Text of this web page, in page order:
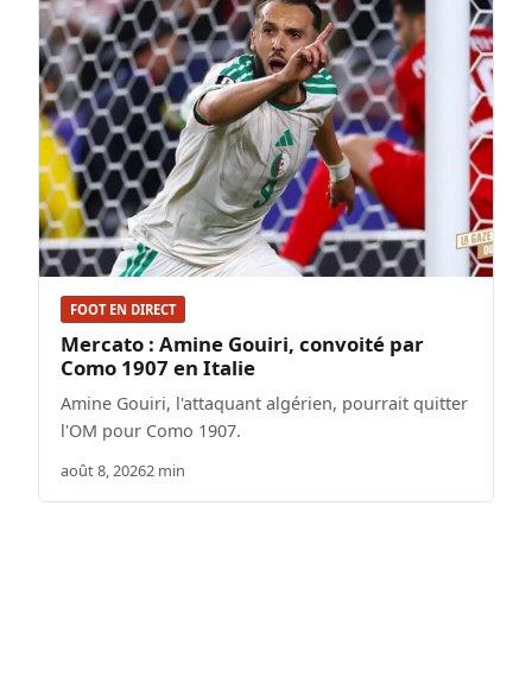
FOOT EN DIRECT
Mercato : Amine Gouiri, convoité par
Como 1907 en Italie
Amine Gouiri, l'attaquant algérien, pourrait quitter
l'OM pour Como 1907.
août 8, 20262 min